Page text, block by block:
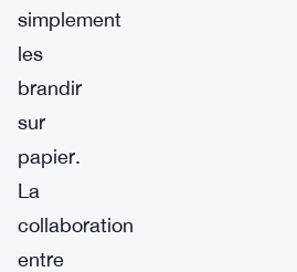
simplement
les
brandir
sur
papier.
La
collaboration
entre